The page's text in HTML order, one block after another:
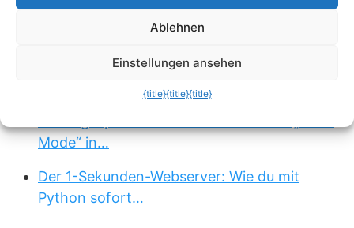
Clean-Desk-Garantie: So organisierst du
echo rm -rf: Der 4-Buchstaben-Trick, der
Mode“ in…
Der 1-Sekunden-Webserver: Wie du mit
Python sofort…
Ablehnen
Einstellungen ansehen
{title}{title}{title}